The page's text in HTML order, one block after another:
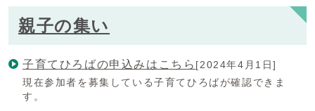
親子の集い
子育てひろばの申込みはこちら [2024年4月1日]
現在参加者を募集している子育てひろばが確認できま
す。